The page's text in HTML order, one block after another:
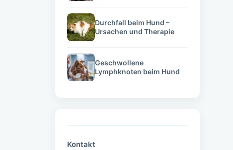
Durchfall beim Hund –
Ursachen und Therapie
Geschwollene
Lymphknoten beim Hund
Kontakt